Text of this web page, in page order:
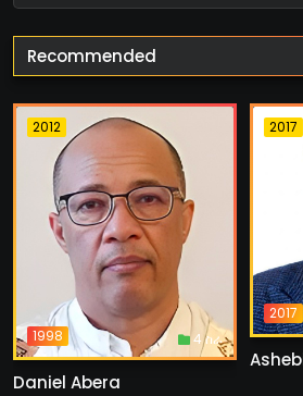
Recommended
2012
1998 4 ስራ
Daniel Abera
2017
2017